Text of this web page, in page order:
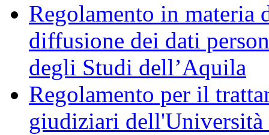
Regolamento in materia
diffusione dei dati
degli Studi dell’Aquila
Regolamento per il
giudiziari